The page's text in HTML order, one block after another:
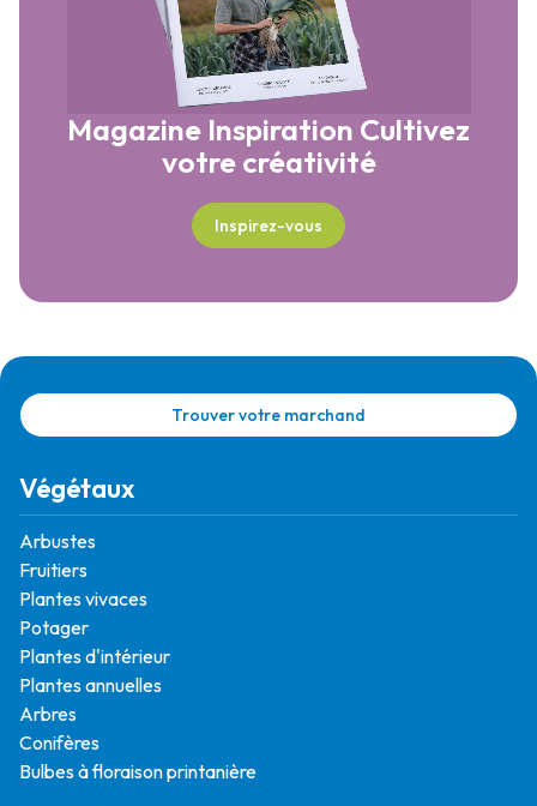
Magazine Inspiration Cultivez
votre créativité
Inspirez-vous
Trouver votre marchand
Végétaux
Arbustes
Fruitiers
Plantes vivaces
Potager
Plantes d'intérieur
Plantes annuelles
Arbres
Conifères
Bulbes à floraison printanière